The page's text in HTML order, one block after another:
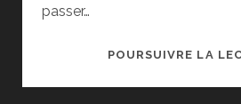
passer…
POURSUIVRE LA